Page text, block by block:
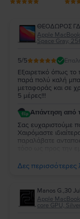
ΘΕΟΔΩΡΟΣ
Apple MacBook
Space Gray,
5/5
Εξαιρετικό όπως το
παρά πολύ καλή
μεταφοράς και σε
5 μέρες!!!
Απάντηση από
Σας ευχαριστούμε
Χαιρόμαστε
παραλάβατε
παράδοσης. Σας
ευχόμαστε να το
Δες περισσότερες
Manos G.,30
Apple
core GPU,